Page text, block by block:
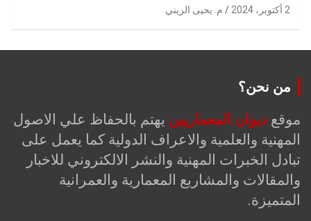
2 أكتوبر، 2024 م. يحيى الزيني
من نحن؟
موقع ديوان المعماريين يهتم بالحفاظ علي الاصول
المهنية والعلمية والاعراف الدولية كما يعمل على
تبادل الخبرات المهنية والنشر الالكتروني للاخبار
والمقالات والمشاريع المعمارية والعمرانية
المتميزة.